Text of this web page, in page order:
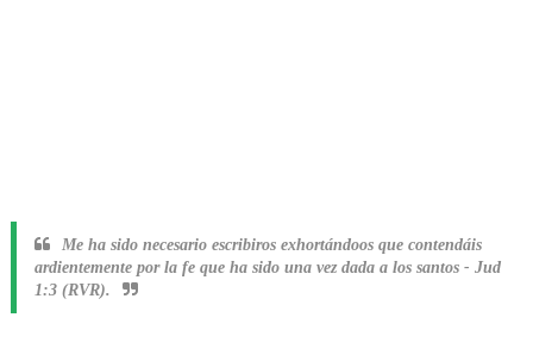
Me ha sido necesario escribiros exhortándoos que contendáis
ardientemente por la fe que ha sido una vez dada a los santos - Jud
1:3 (RVR).